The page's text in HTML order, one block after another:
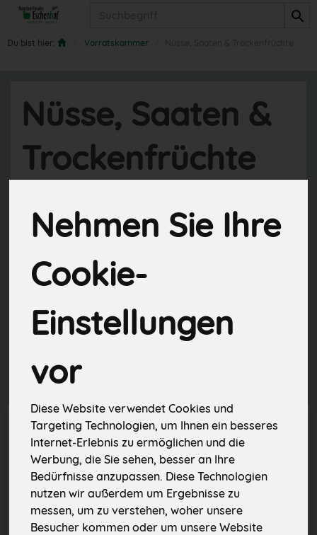
Nehmen Sie Ihre
Cookie-
Einstellungen
vor
Diese Website verwendet Cookies und
Targeting Technologien, um Ihnen ein besseres
Internet-Erlebnis zu ermöglichen und die
Werbung, die Sie sehen, besser an Ihre
Bedürfnisse anzupassen. Diese Technologien
nutzen wir außerdem um Ergebnisse zu
messen, um zu verstehen, woher unsere
Besucher kommen oder um unsere Website
Du bist hier: Vorratskammer
Nüsse, Saaten &
Trockenfrüchte
Hersteller Ernährung